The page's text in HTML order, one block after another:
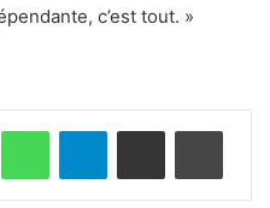
c’est tout. »
WhatsAppTelegramPartager par email